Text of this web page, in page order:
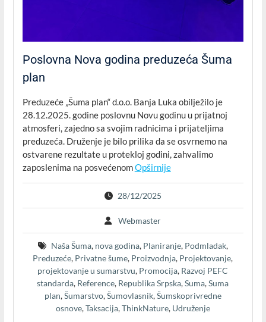
Poslovna Nova godina preduzeća Šuma
plan
Preduzeće „Šuma plan“ d.o.o. Banja Luka obilježilo je
28.12.2025. godine poslovnu Novu godinu u prijatnoj
atmosferi, zajedno sa svojim radnicima i prijateljima
preduzeća. Druženje je bilo prilika da se osvrnemo na
ostvarene rezultate u protekloj godini, zahvalimo
zaposlenima na posvećenomOpširnije
28/12/2025
Webmaster
Naša Šuma, nova godina, Planiranje, Podmladak,
Preduzeće, Privatne šume, Proizvodnja, Projektovanje,
projektovanje u sumarstvu, Promocija, Razvoj PEFC
standarda, Reference, Republika Srpska,Suma,Suma
plan,Šumarstvo,Šumovlasnik,Šumskoprivredne
osnove,Taksacija,ThinkNature, Udruženje